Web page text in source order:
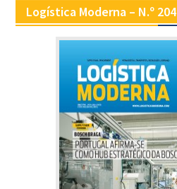
Logística Moderna – N.º 204